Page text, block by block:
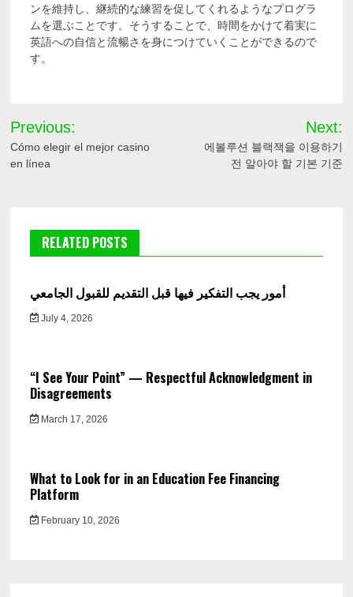
ンを維持し、継続的な練習を促してくれるようなプログラ
ムを選ぶことです。そうすることで、時間をかけて着実に
英語への自信と流暢さを身につけていくことができるので
す。
Post
navigation
Previous:
Cómo elegir el mejor casino
en línea
Next:
에볼루션 블랙잭을 이용하기
전 알아야 할 기본 기준
RELATED POSTS
أمور يجب التفكير فيها قبل التقديم للقبول الجامعي
July 4, 2026
“I See Your Point” — Respectful Acknowledgment in
Disagreements
March 17, 2026
What to Look for in an Education Fee Financing
Platform
February 10, 2026